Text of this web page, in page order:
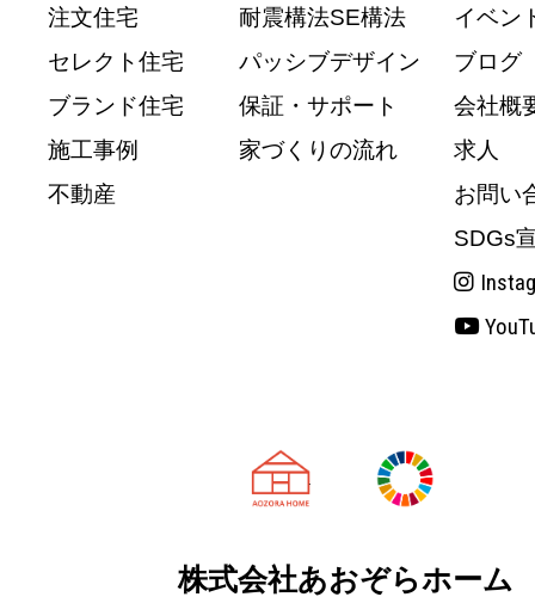
注文住宅
セレクト住宅
ブランド住宅
施工事例
不動産
耐震構法SE構法
パッシブデザイン
保証・サポート
家づくりの流れ
イベン
ブログ
会社概
求人
お問い
SDGs
天理市の注文
株式会社あおぞらホーム